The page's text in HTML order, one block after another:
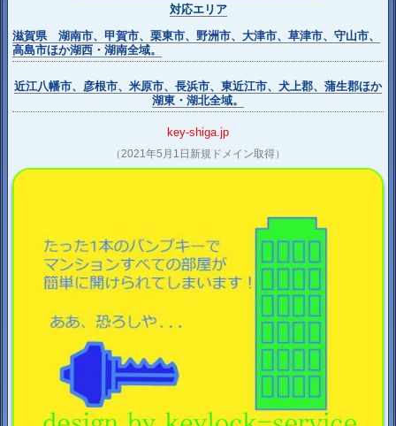
対応エリア
滋賀県 湖南市、甲賀市、栗東市、野洲市、大津市、草津市、守山市、
高島市ほか湖西・湖南全域。
近江八幡市、彦根市、米原市、長浜市、東近江市、犬上郡、蒲生郡ほか
湖東・湖北全域。
key-shiga.jp
（2021年5月1日新規ドメイン取得）